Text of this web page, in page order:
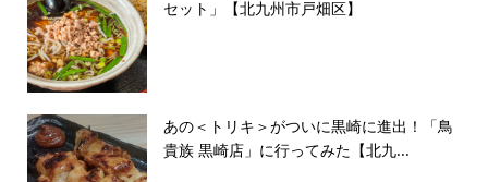
セット」【北九州市戸畑区】
あの＜トリキ＞がついに黒崎に進出！「鳥
貴族 黒崎店」に行ってみた【北九...